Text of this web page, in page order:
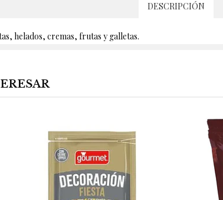
DESCRIPCIÓN
helados, cremas, frutas y galletas.